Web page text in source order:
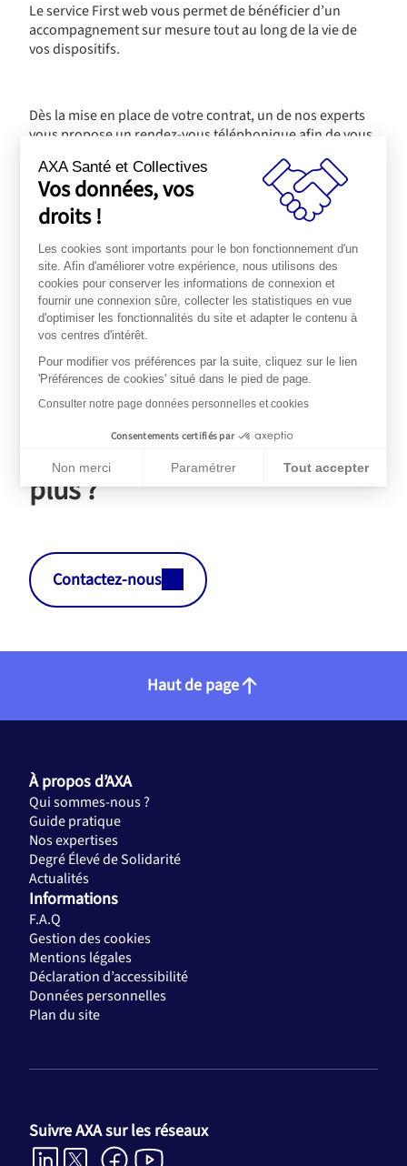
Le service First web vous permet de bénéficier d’un
accompagnement sur mesure tout au long de la vie de
vos dispositifs.
Dès la mise en place de votre contrat, un de nos experts
vous propose un rendez-vous téléphonique afin de vous
accompagner dans la mise en place de vos dispositifs
d’épargne salariale et/ou d’épargne retraite. Notre expert
vous guide lors de votre 1ère connexion sur l’espace
client et peut répondre à l’ensemble de vos questions. Il
vous aide et simplifie vos démarches aussi bien en
épargne salariale (mise en place du contrat, opérations
collectives…), qu’en épargne retraite (mise en place du
contrat, déclaration des cotisations…).
PRODUIT PRÉCÉDENT
Vous souhaitez en savoir
plus ?
Contactez-nous
Haut de page
À propos d’AXA
Qui sommes-nous ?
Guide pratique
Nos expertises
Degré Élevé de Solidarité
Actualités
Informations
F.A.Q
Gestion des cookies
Mentions légales
Déclaration d’accessibilité
Données personnelles
Plan du site
Suivre AXA sur les réseaux
AXA Santé et Collectives
Vos données, vos
droits !
Les cookies sont importants pour le bon fonctionnement d'un
site. Afin d'améliorer votre expérience, nous utilisons des
cookies pour conserver les informations de connexion et
fournir une connexion sûre, collecter les statistiques en vue
d'optimiser les fonctionnalités du site et adapter le contenu à
vos centres d'intérêt.
Pour modifier vos préférences par la suite, cliquez sur le lien
'Préférences de cookies' situé dans le pied de page.
Consulter notre page données personnelles et cookies
Consentements certifiés par
Non merci Paramétrer Tout accepter
Axeptio consent
Plateforme de Gestion du Consentement : Personnalisez vos